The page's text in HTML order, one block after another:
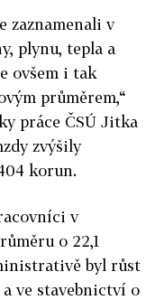
zaznamenali v
plynu, tepla a
ovšem i tak
průměrem,“
práce ČSÚ Jitka
zvýšily
korun.
v
o 22,1
byl růst
ve stavebnictví o